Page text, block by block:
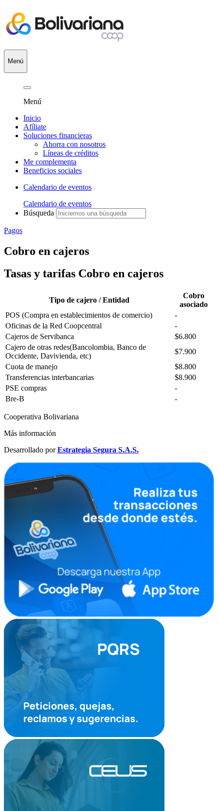
Menú
Menú
Inicio
Afíliate
Soluciones financieras
Ahorra con nosotros
Líneas de créditos
Me complementa
Beneficios sociales
Calendario de eventos
Calendario de eventos
Búsqueda
Pagos
Cobro en cajeros
Tasas y tarifas Cobro en cajeros
Tipo de cajero / Entidad
Cobro
asociado
POS (Compra en establecimientos de comercio)
-
Oficinas de la Red Coopcentral
-
Cajeros de Servibanca
$6.800
Cajero de otras redes(Bancolombia, Banco de
Occidente, Davivienda, etc)
$7.900
Cuota de manejo
$8.800
Transferencias interbancarias
$8.900
PSE compras
-
Bre-B
-
Cooperativa Bolivariana
Más información
Desarrollado porEstrategia Segura S.A.S.